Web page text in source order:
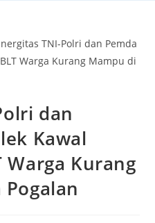
dan
Kawal
Warga Kurang